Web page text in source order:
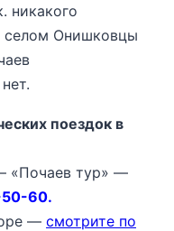
никакого
селом Онишковцы
поездок в
«Почаев тур» —
60.
— смотрите по